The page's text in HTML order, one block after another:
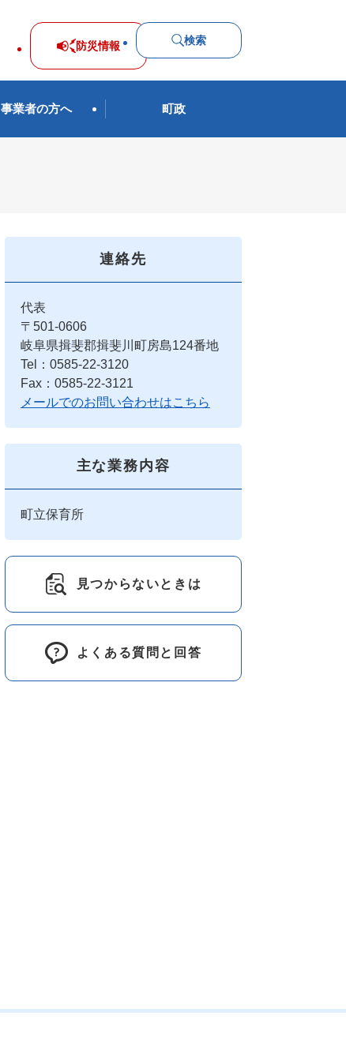
防災情報 検索
事業者の方へ 町政
連絡先
代表
〒501-0606
岐阜県揖斐郡揖斐川町房島124番地
Tel：0585-22-3120
Fax：0585-22-3121
メールでのお問い合わせはこちら
主な業務内容
町立保育所
見つからないときは
よくある質問と回答